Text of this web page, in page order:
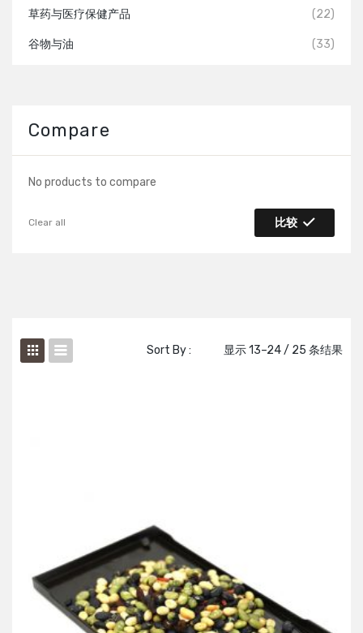
草药与医疗保健产品 (22)
谷物与油 (33)
Compare
No products to compare
Clear all 比较
显示 13–24 / 25 条结果
Sort By :